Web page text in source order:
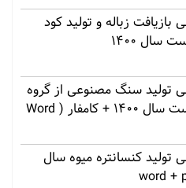
زباله و تولید کود
1400
تولید سنگ مصنوعی از گروه
سمنت پلاست سال 1400 + کامفار ( Word
تولید کنسانتره میوه سال